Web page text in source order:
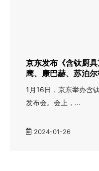
京东发布《含钛厨
鹰、康巴赫、苏泊
1月16日，京东举办含
发布会。会上，…
2024-01-26